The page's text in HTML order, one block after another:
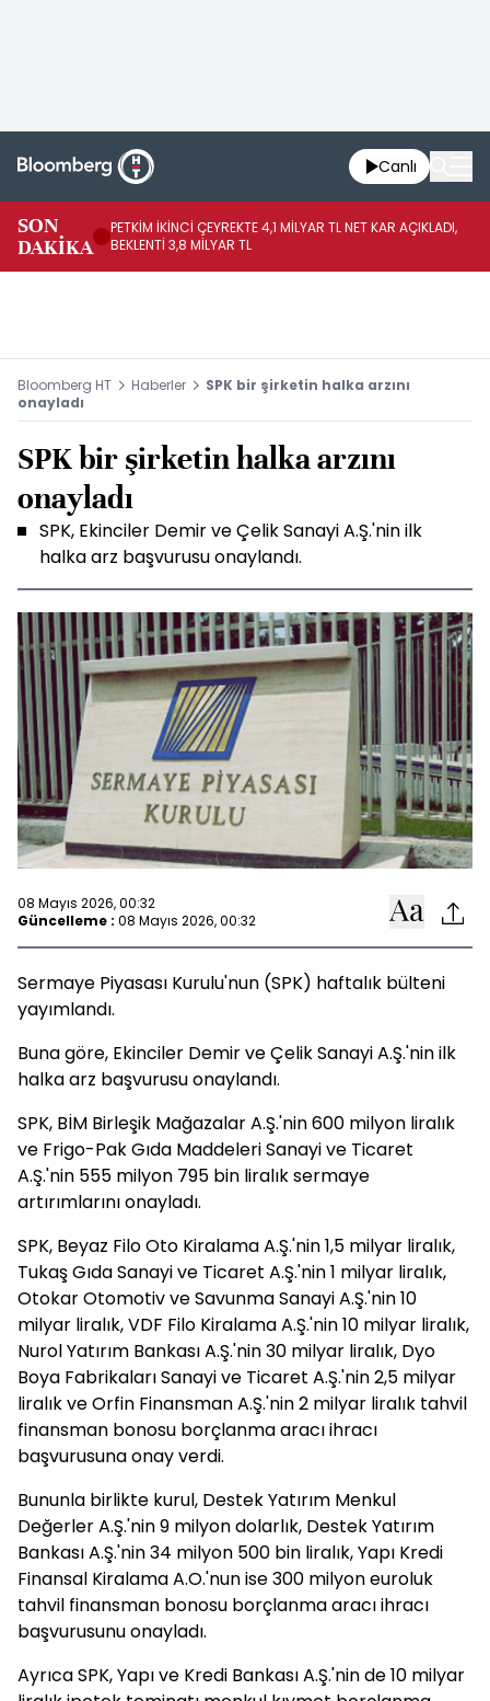
Canlı
SON
DAKİKA
PETKİM İKİNCİ ÇEYREKTE 4,1 MİLYAR TL NET KAR AÇIKLADI,
BEKLENTİ 3,8 MİLYAR TL
Bloomberg HT Haberler
SPK bir şirketin halka arzını
onayladı
SPK bir şirketin halka arzını
onayladı
SPK, Ekinciler Demir ve Çelik Sanayi A.Ş.'nin ilk
halka arz başvurusu onaylandı.
08 Mayıs 2026, 00:32
Güncelleme : 08 Mayıs 2026, 00:32
Sermaye Piyasası Kurulu'nun (SPK) haftalık bülteni
yayımlandı.
Buna göre, Ekinciler Demir ve Çelik Sanayi A.Ş.'nin ilk
halka arz başvurusu onaylandı.
SPK, BİM Birleşik Mağazalar A.Ş.'nin 600 milyon liralık
ve Frigo-Pak Gıda Maddeleri Sanayi ve Ticaret
A.Ş.'nin 555 milyon 795 bin liralık sermaye
artırımlarını onayladı.
SPK, Beyaz Filo Oto Kiralama A.Ş.'nin 1,5 milyar liralık,
Tukaş Gıda Sanayi ve Ticaret A.Ş.'nin 1 milyar liralık,
Otokar Otomotiv ve Savunma Sanayi A.Ş.'nin 10
milyar liralık, VDF Filo Kiralama A.Ş.'nin 10 milyar liralık,
Nurol Yatırım Bankası A.Ş.'nin 30 milyar liralık, Dyo
Boya Fabrikaları Sanayi ve Ticaret A.Ş.'nin 2,5 milyar
liralık ve Orfin Finansman A.Ş.'nin 2 milyar liralık tahvil
finansman bonosu borçlanma aracı ihracı
başvurusuna onay verdi.
Bununla birlikte kurul, Destek Yatırım Menkul
Değerler A.Ş.'nin 9 milyon dolarlık, Destek Yatırım
Bankası A.Ş.'nin 34 milyon 500 bin liralık, Yapı Kredi
Finansal Kiralama A.O.'nun ise 300 milyon euroluk
tahvil finansman bonosu borçlanma aracı ihracı
başvurusunu onayladı.
Ayrıca SPK, Yapı ve Kredi Bankası A.Ş.'nin de 10 milyar